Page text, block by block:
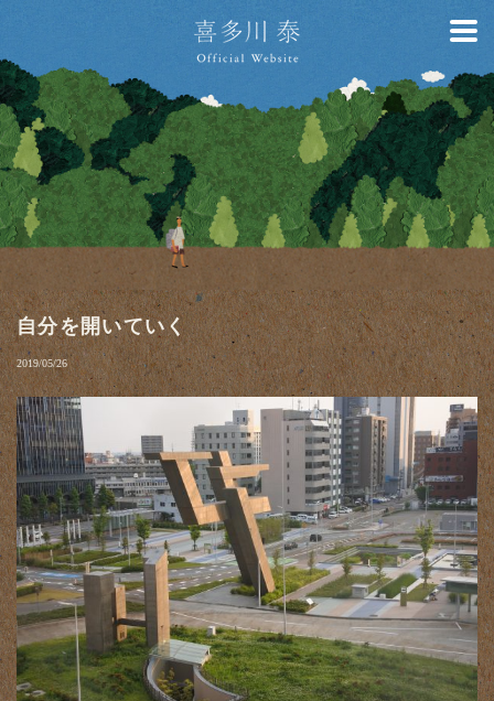
自分を開いていく
2019/05/26